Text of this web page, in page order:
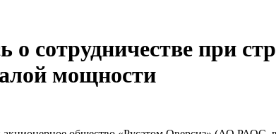
сотрудничестве при
мощности